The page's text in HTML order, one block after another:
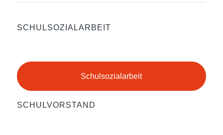
SCHULSOZIALARBEIT
Schulsozialarbeit
SCHULVORSTAND